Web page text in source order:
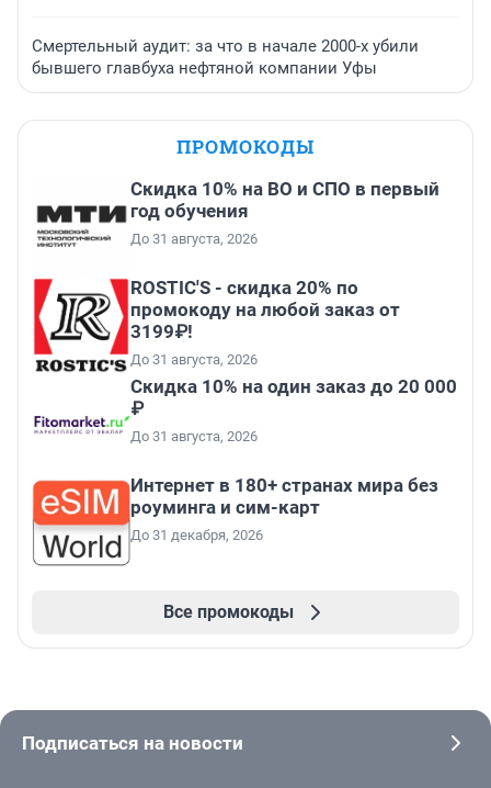
Смертельный аудит: за что в начале 2000-х убили
бывшего главбуха нефтяной компании Уфы
ПРОМОКОДЫ
Скидка 10% на ВО и СПО в первый
год обучения
До 31 августа, 2026
ROSTIC'S - скидка 20% по
промокоду на любой заказ от
3199₽!
До 31 августа, 2026
Скидка 10% на один заказ до 20 000
₽
До 31 августа, 2026
Интернет в 180+ странах мира без
роуминга и сим-карт
До 31 декабря, 2026
Все промокоды
Подписаться на новости